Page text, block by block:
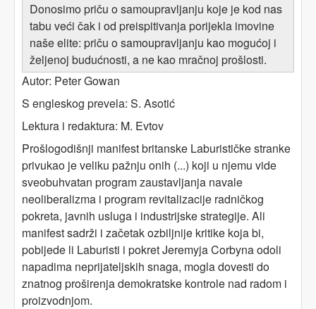
Donosimo priču o samoupravljanju koje je kod nas
tabu veći čak i od preispitivanja porijekla imovine
naše elite: priču o samoupravljanju kao mogućoj i
željenoj budućnosti, a ne kao mračnoj prošlosti.
Autor: Peter Gowan
S engleskog prevela: S. Asotić
Lektura i redaktura: M. Evtov
Prošlogodišnji manifest britanske Laburističke stranke
privukao je veliku pažnju onih (...) koji u njemu vide
sveobuhvatan program zaustavljanja navale
neoliberalizma i program revitalizacije radničkog
pokreta, javnih usluga i industrijske strategije. Ali
manifest sadrži i začetak ozbiljnije kritike koja bi,
pobijede li Laburisti i pokret Jeremyja Corbyna odoli
napadima neprijateljskih snaga, mogla dovesti do
znatnog proširenja demokratske kontrole nad radom i
proizvodnjom.